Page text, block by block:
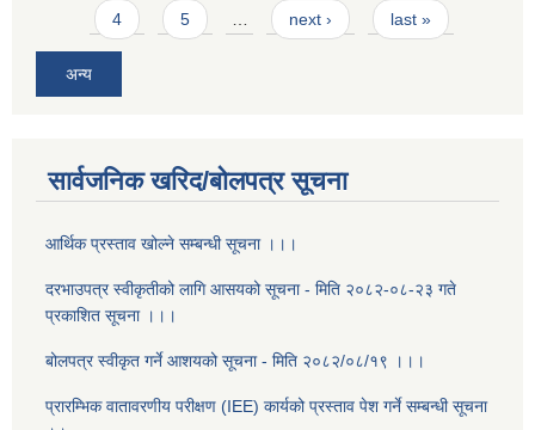
4 5 next › last »
अन्य
सार्वजनिक खरिद/बोलपत्र सूचना
आर्थिक प्रस्ताव खोल्ने सम्बन्धी सूचना ।।।
दरभाउपत्र स्वीकृतीको लागि आसयको सूचना - मिति २०८२-०८-२३ गते
प्रकाशित सूचना ।।।
बोलपत्र स्वीकृत गर्ने आशयको सूचना - मिति २०८२/०८/१९ ।।।
प्रारम्भिक वातावरणीय परीक्षण (IEE) कार्यको प्रस्ताव पेश गर्ने सम्बन्धी सूचना